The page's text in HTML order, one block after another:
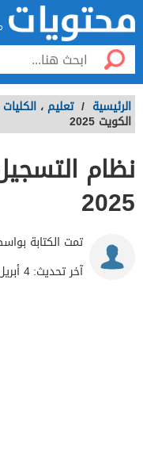
الرئيسية / تعليم ،
الكويت 2025
نظام
2025
تمت الكتابة
آخر تحديث:4 أبريل 2025 - 6:02م